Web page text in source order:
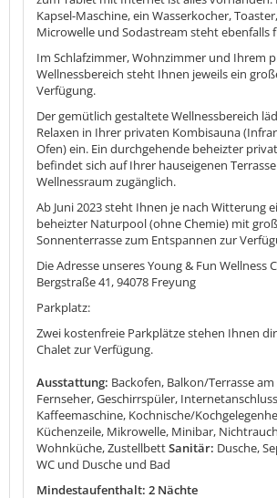
Kapsel-Maschine, ein Wasserkocher,
Microwelle und Sodastream steht ebenfalls
Im Schlafzimmer, Wohnzimmer und Ihrem
Wellnessbereich steht Ihnen jeweils ein
Verfügung.
Der gemütlich gestaltete Wellnessbereich
Relaxen in Ihrer privaten Kombisauna
Ofen) ein. Ein durchgehende beheizter
befindet sich auf Ihrer hauseigenen
Wellnessraum zugänglich.
Ab Juni 2023 steht Ihnen je nach Witterung
beheizter Naturpool (ohne Chemie) mit
Sonnenterrasse zum Entspannen zur
Die Adresse unseres Young & Fun Wellness
Bergstraße 41, 94078 Freyung
Parkplatz:
Zwei kostenfreie Parkplätze stehen Ihnen
Chalet zur Verfügung.
Ausstattung: Backofen, Balkon/Terrasse
Fernseher, Geschirrspüler,
Kaffeemaschine, Kochnische/
Küchenzeile, Mikrowelle, Minibar,
Wohnküche, ZustellbettSanitär: Dusche,
WC und Dusche und Bad
Mindestaufenthalt: 2 Nächte